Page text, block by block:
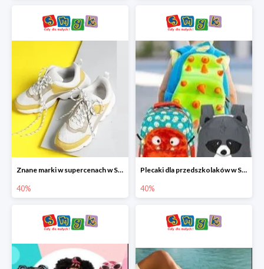
Znane marki w supercenach w Smyku - buty do -40%
40%
Plecaki dla przedszkolaków w Smyku do -40%
40%